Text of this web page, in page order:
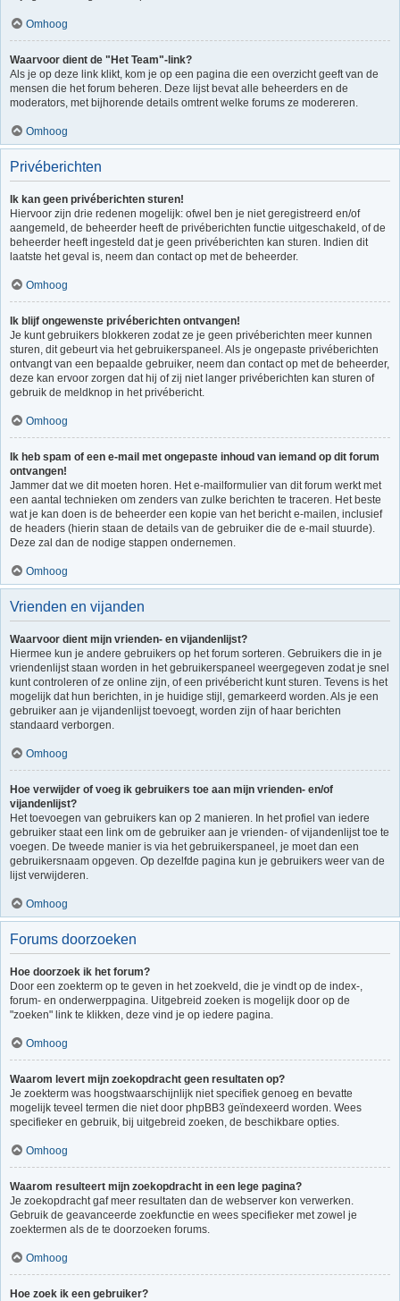
Omhoog
Waarvoor dient de "Het Team"-link?
Als je op deze link klikt, kom je op een pagina die een overzicht geeft van de
mensen die het forum beheren. Deze lijst bevat alle beheerders en de
moderators, met bijhorende details omtrent welke forums ze modereren.
Omhoog
Privéberichten
Ik kan geen privéberichten sturen!
Hiervoor zijn drie redenen mogelijk: ofwel ben je niet geregistreerd en/of
aangemeld, de beheerder heeft de privéberichten functie uitgeschakeld, of de
beheerder heeft ingesteld dat je geen privéberichten kan sturen. Indien dit
laatste het geval is, neem dan contact op met de beheerder.
Omhoog
Ik blijf ongewenste privéberichten ontvangen!
Je kunt gebruikers blokkeren zodat ze je geen privéberichten meer kunnen
sturen, dit gebeurt via het gebruikerspaneel. Als je ongepaste privéberichten
ontvangt van een bepaalde gebruiker, neem dan contact op met de beheerder,
deze kan ervoor zorgen dat hij of zij niet langer privéberichten kan sturen of
gebruik de meldknop in het privébericht.
Omhoog
Ik heb spam of een e-mail met ongepaste inhoud van iemand op dit forum
ontvangen!
Jammer dat we dit moeten horen. Het e-mailformulier van dit forum werkt met
een aantal technieken om zenders van zulke berichten te traceren. Het beste
wat je kan doen is de beheerder een kopie van het bericht e-mailen, inclusief
de headers (hierin staan de details van de gebruiker die de e-mail stuurde).
Deze zal dan de nodige stappen ondernemen.
Omhoog
Vrienden en vijanden
Waarvoor dient mijn vrienden- en vijandenlijst?
Hiermee kun je andere gebruikers op het forum sorteren. Gebruikers die in je
vriendenlijst staan worden in het gebruikerspaneel weergegeven zodat je snel
kunt controleren of ze online zijn, of een privébericht kunt sturen. Tevens is het
mogelijk dat hun berichten, in je huidige stijl, gemarkeerd worden. Als je een
gebruiker aan je vijandenlijst toevoegt, worden zijn of haar berichten
standaard verborgen.
Omhoog
Hoe verwijder of voeg ik gebruikers toe aan mijn vrienden- en/of
vijandenlijst?
Het toevoegen van gebruikers kan op 2 manieren. In het profiel van iedere
gebruiker staat een link om de gebruiker aan je vrienden- of vijandenlijst toe te
voegen. De tweede manier is via het gebruikerspaneel, je moet dan een
gebruikersnaam opgeven. Op dezelfde pagina kun je gebruikers weer van de
lijst verwijderen.
Omhoog
Forums doorzoeken
Hoe doorzoek ik het forum?
Door een zoekterm op te geven in het zoekveld, die je vindt op de index-,
forum- en onderwerppagina. Uitgebreid zoeken is mogelijk door op de
"zoeken" link te klikken, deze vind je op iedere pagina.
Omhoog
Waarom levert mijn zoekopdracht geen resultaten op?
Je zoekterm was hoogstwaarschijnlijk niet specifiek genoeg en bevatte
mogelijk teveel termen die niet door phpBB3 geïndexeerd worden. Wees
specifieker en gebruik, bij uitgebreid zoeken, de beschikbare opties.
Omhoog
Waarom resulteert mijn zoekopdracht in een lege pagina?
Je zoekopdracht gaf meer resultaten dan de webserver kon verwerken.
Gebruik de geavanceerde zoekfunctie en wees specifieker met zowel je
zoektermen als de te doorzoeken forums.
Omhoog
Hoe zoek ik een gebruiker?